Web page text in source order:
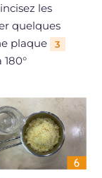
les
quelques
plaque 3